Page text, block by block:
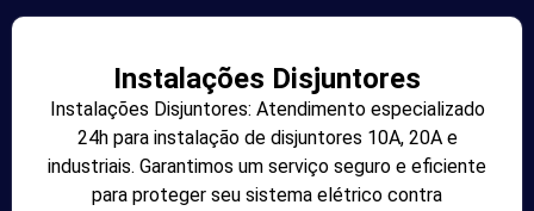
Instalações Disjuntores
Instalações Disjuntores: Atendimento especializado
24h para instalação de disjuntores 10A, 20A e
industriais. Garantimos um serviço seguro e eficiente
para proteger seu sistema elétrico contra